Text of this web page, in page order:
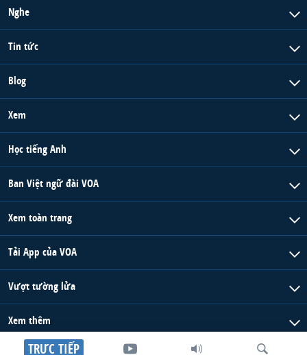
TRỰC TIẾP
Nghe
Tin tức
Blog
Xem
Học tiếng Anh
Ban Việt ngữ đài VOA
Xem toàn trang
Tải App của VOA
Vượt tường lửa
Xem thêm